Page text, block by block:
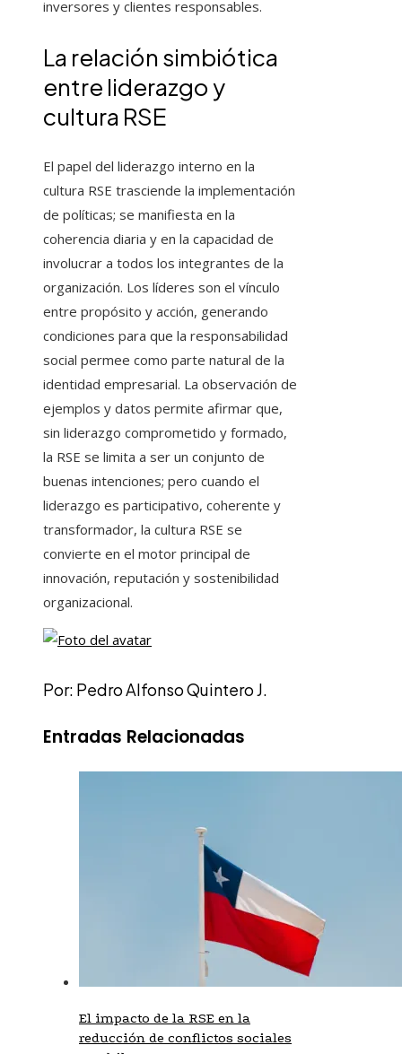
inversores y clientes responsables.
La relación simbiótica
entre liderazgo y
cultura RSE
El papel del liderazgo interno en la
cultura RSE trasciende la implementación
de políticas; se manifiesta en la
coherencia diaria y en la capacidad de
involucrar a todos los integrantes de la
organización. Los líderes son el vínculo
entre propósito y acción, generando
condiciones para que la responsabilidad
social permee como parte natural de la
identidad empresarial. La observación de
ejemplos y datos permite afirmar que,
sin liderazgo comprometido y formado,
la RSE se limita a ser un conjunto de
buenas intenciones; pero cuando el
liderazgo es participativo, coherente y
transformador, la cultura RSE se
convierte en el motor principal de
innovación, reputación y sostenibilidad
organizacional.
Por: Pedro Alfonso Quintero J.
Entradas Relacionadas
El impacto de la RSE en la
reducción de conflictos sociales